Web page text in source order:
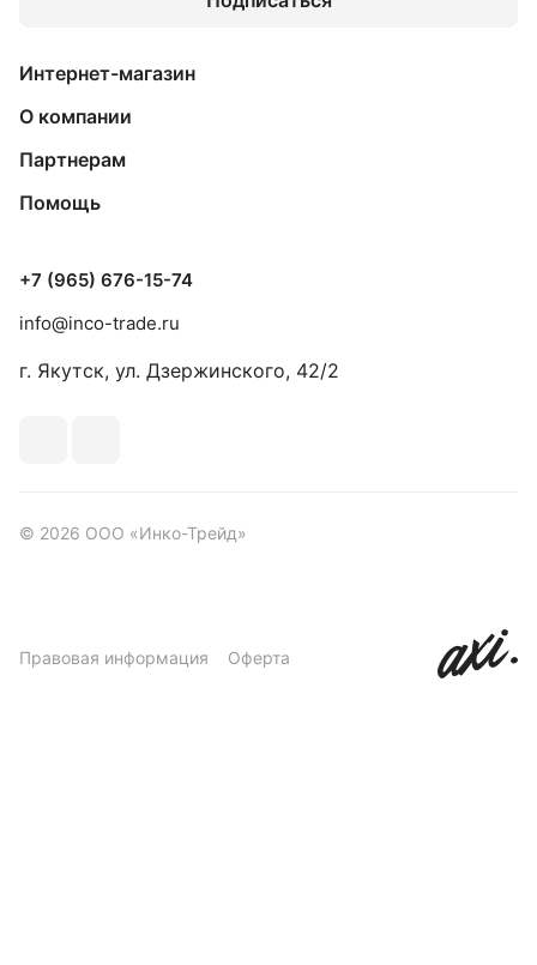
Интернет-магазин
О компании
Партнерам
Помощь
+7 (965) 676-15-74
info@inco-trade.ru
г. Якутск, ул. Дзержинского, 42/2
© 2026 ООО «Инко-Трейд»
Правовая информация Оферта